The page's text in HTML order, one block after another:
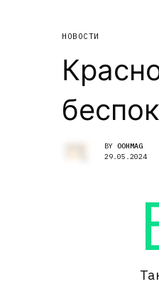
НОВОСТИ
BY OOHMAG
29.05.2024